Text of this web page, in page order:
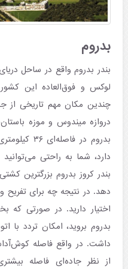
بدروم
بندر بدروم واقع در ساحل
لوکس و فوق‌العاده این
چندین مکان مهم تاریخی از
دروازه میندوس و موزه
بدروم در
دارد، شما به راحتی
بندر کروز بدروم بزرگترین
دهد. در نتیجه چه برای تفریح
اختیار دارید. در صورتی که
بدروم بروید، امکان تردد با
از نظر جاده‌ای فاصله